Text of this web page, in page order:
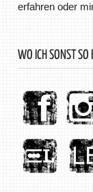
erfahren oder
WO ICH SONST SO